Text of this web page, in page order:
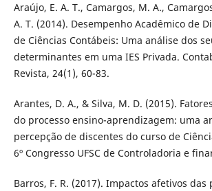
Araújo, E. A. T., Camargos, M. A.,
A. T. (2014). Desempenho Acadêmico de
de Ciências Contábeis: Uma análise dos
determinantes em uma IES Privada.
Revista, 24(1), 60-83.
Arantes, D. A., & Silva, M. D. (2015).
do processo ensino-aprendizagem: uma
percepção de discentes do curso de
6º Congresso UFSC de Controladoria e
Barros, F. R. (2017). Impactos afetivos das